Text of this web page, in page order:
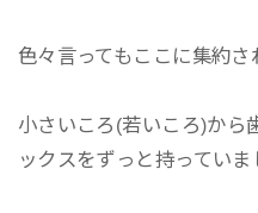
色々言ってもここに集約さ
小さいころ(若いころ)から
ックスをずっと持っていま